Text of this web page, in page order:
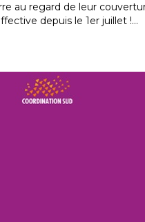
au regard de leur
depuis le 1er juillet !…